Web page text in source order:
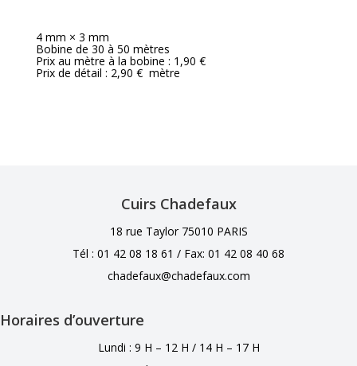
4 mm × 3 mm
Bobine de 30 à 50 mètres
Prix au mètre à la bobine : 1,90 €
Prix de détail : 2,90 € mètre
Cuirs Chadefaux
18 rue Taylor 75010 PARIS
Tél : 01 42 08 18 61 / Fax: 01 42 08 40 68
chadefaux@chadefaux.com
Horaires d’ouverture
Lundi : 9 H – 12 H / 14 H – 17 H